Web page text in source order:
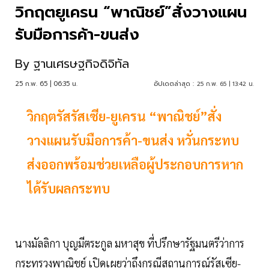
วิกฤตยูเครน “พาณิชย์”สั่งวางแผน
รับมือการค้า-ขนส่ง
By ฐานเศรษฐกิจดิจิทัล
25 ก.พ. 65 | 06:35 น. อัปเดตล่าสุด : 25 ก.พ. 65 | 13:42 น.
วิกฤตรัสรัสเซีย-ยูเครน “พาณิชย์”สั่ง
วางแผนรับมือการค้า-ขนส่ง หวั่นกระทบ
ส่งออกพร้อมช่วยเหลือผู้ประกอบการหาก
ได้รับผลกระทบ
นางมัลลิกา บุญมีตระกูล มหาสุข ที่ปรึกษารัฐมนตรีว่าการ
กระทรวงพาณิชย์ เปิดเผยว่าถึงกรณีสถานการณ์รัสเซีย-